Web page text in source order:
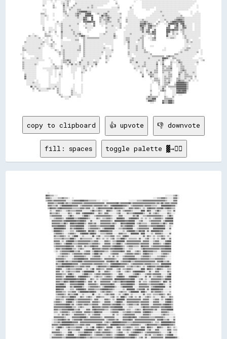
copy to clipboard 👍 upvote 👎 downvote
fill: spaces toggle palette ▓→✊🏽